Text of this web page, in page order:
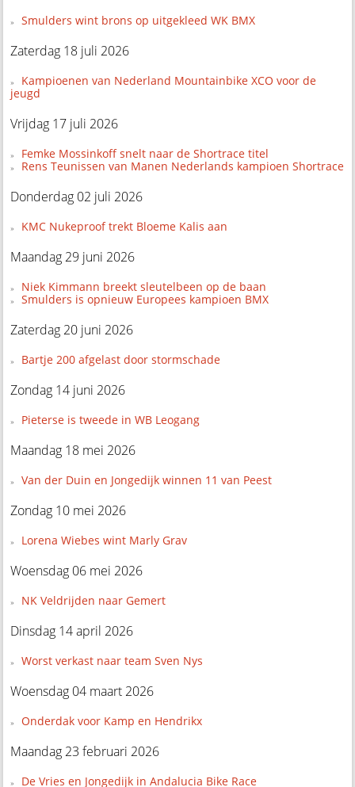
Smulders wint brons op uitgekleed WK BMX
Zaterdag 18 juli 2026
Kampioenen van Nederland Mountainbike XCO voor de
jeugd
Vrijdag 17 juli 2026
Femke Mossinkoff snelt naar de Shortrace titel
Rens Teunissen van Manen Nederlands kampioen Shortrace
Donderdag 02 juli 2026
KMC Nukeproof trekt Bloeme Kalis aan
Maandag 29 juni 2026
Niek Kimmann breekt sleutelbeen op de baan
Smulders is opnieuw Europees kampioen BMX
Zaterdag 20 juni 2026
Bartje 200 afgelast door stormschade
Zondag 14 juni 2026
Pieterse is tweede in WB Leogang
Maandag 18 mei 2026
Van der Duin en Jongedijk winnen 11 van Peest
Zondag 10 mei 2026
Lorena Wiebes wint Marly Grav
Woensdag 06 mei 2026
NK Veldrijden naar Gemert
Dinsdag 14 april 2026
Worst verkast naar team Sven Nys
Woensdag 04 maart 2026
Onderdak voor Kamp en Hendrikx
Maandag 23 februari 2026
De Vries en Jongedijk in Andalucia Bike Race